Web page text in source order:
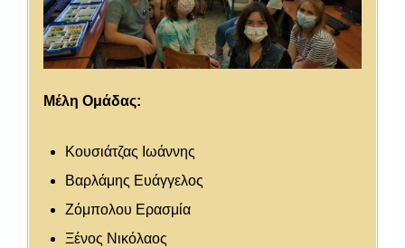
Μέλη Ομάδας:
Κουσιάτζας Ιωάννης
Βαρλάμης Ευάγγελος
Ζόμπολου Ερασμία
Ξένος Νικόλαος